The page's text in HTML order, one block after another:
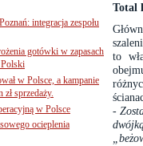
Total
to
-
integracja zespołu
gotówki w zapasach
w Polsce, a kampanie
sprzedaży.
w Polsce
ocieplenia